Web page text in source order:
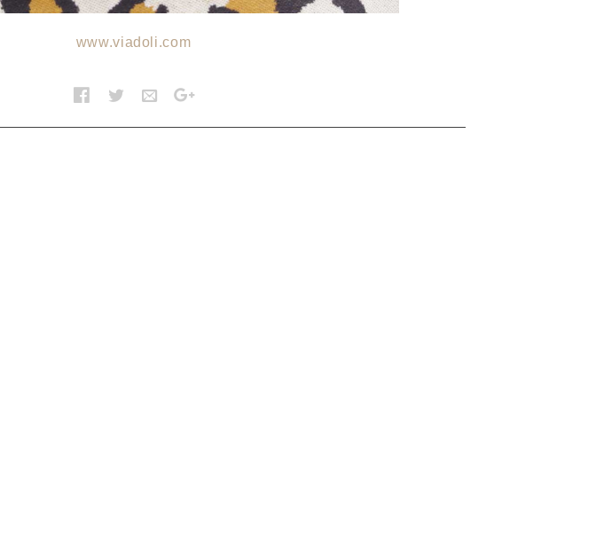
www.viadoli.com